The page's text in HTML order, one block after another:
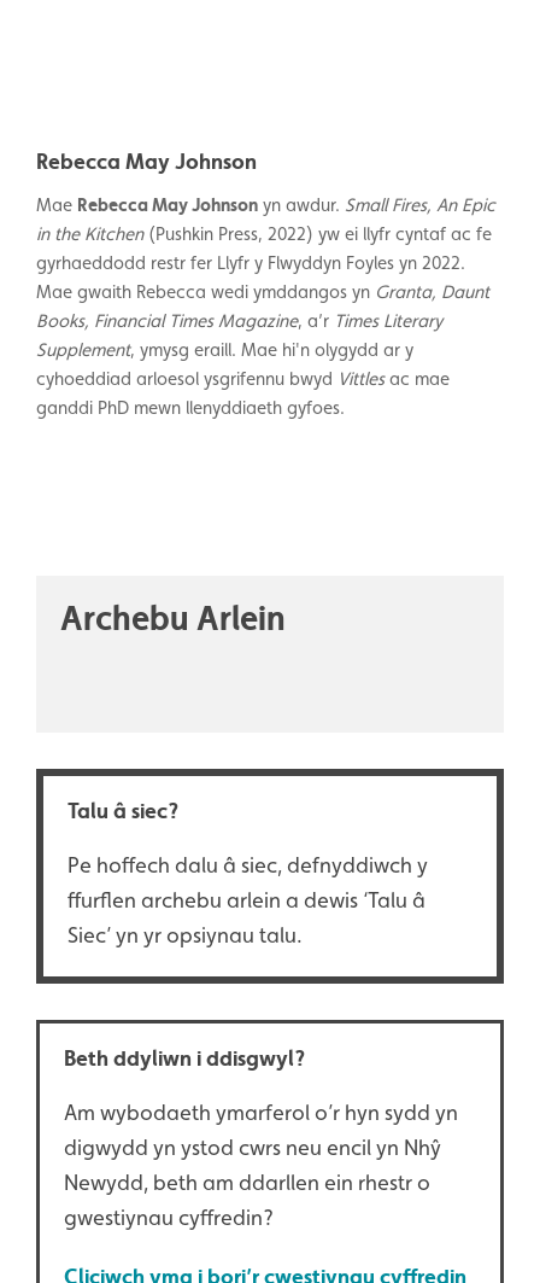
Rebecca May Johnson
Mae Rebecca May Johnson yn awdur. Small Fires, An Epic
in the Kitchen(Pushkin Press, 2022) yw ei llyfr cyntaf ac fe
gyrhaeddodd restr fer Llyfr y Flwyddyn Foyles yn 2022.
Mae gwaith Rebecca wedi ymddangos yn Granta, Daunt
Books, Financial Times Magazine, a’r Times Literary
Supplement, ymysg eraill. Mae hi'n olygydd ar y
cyhoeddiad arloesol ysgrifennu bwyd Vittlesac mae
ganddi PhD mewn llenyddiaeth gyfoes.
Archebu Arlein
Talu â siec?
Pe hoffech dalu â siec, defnyddiwch y
ffurflen archebu arlein a dewis ‘Talu â
Siec’ yn yr opsiynau talu.
Beth ddyliwn i ddisgwyl?
Am wybodaeth ymarferol o’r hyn sydd yn
digwydd yn ystod cwrs neu encil yn Nhŷ
Newydd, beth am ddarllen ein rhestr o
gwestiynau cyffredin?
Cliciwch yma i bori’r cwestiynau cyffredin